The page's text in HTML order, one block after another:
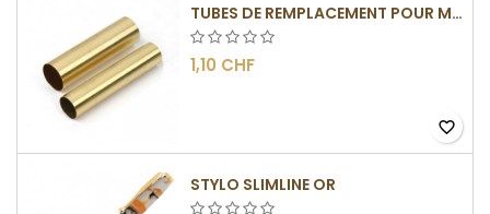
TUBES DE REMPLACEMENT POUR MÉCANISME SLIMLINE
1,10 CHF
favorite_border
STYLO SLIMLINE OR